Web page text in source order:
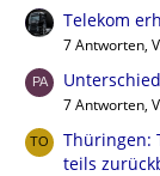
Telekom
7 Antworten,
7 Antworten,
Thüringen:
teils